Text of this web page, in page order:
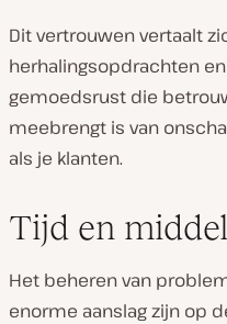
Dit vertrouwen vertaalt
herhalingsopdrachten
gemoedsrust die
meebrengt is van
als je klanten.
Tijd en
Het beheren van
enorme aanslag zijn op